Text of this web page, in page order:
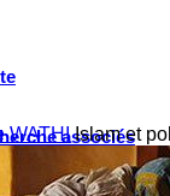
associés
WATHI Islam et